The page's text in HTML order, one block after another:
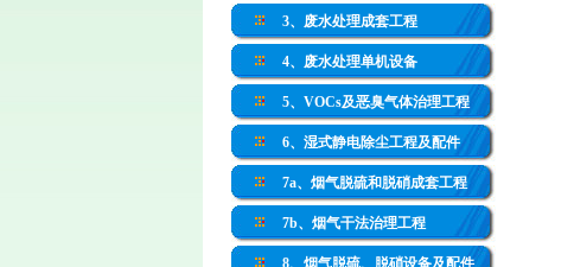
3、废水处理成套工程
4、废水处理单机设备
5、VOCs及恶臭气体治理工程
6、湿式静电除尘工程及配件
7a、烟气脱硫和脱硝成套工程
7b、烟气干法治理工程
8、烟气脱硫、脱硝设备及配件